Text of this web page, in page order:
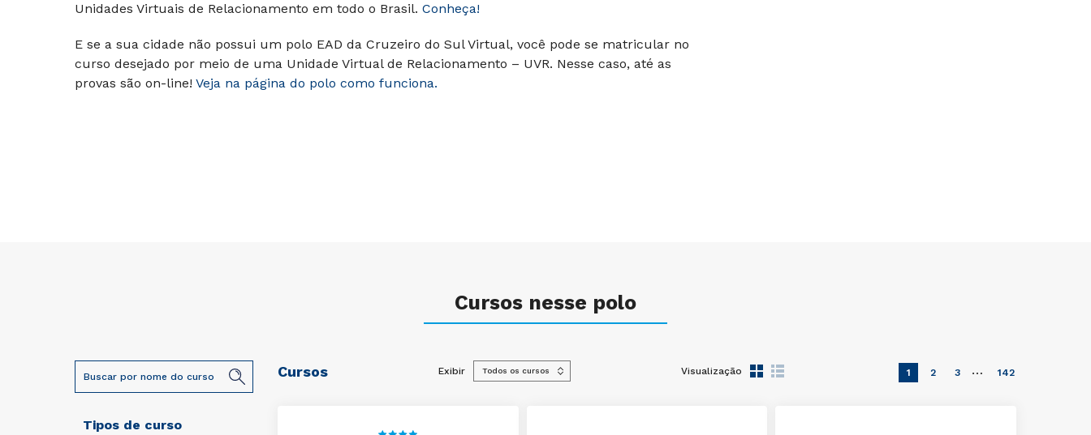
Unidades Virtuais de Relacionamento em todo o Brasil. Conheça!
E se a sua cidade não possui um polo EAD da Cruzeiro do Sul Virtual, você pode se matricular no
curso desejado por meio de uma Unidade Virtual de Relacionamento – UVR. Nesse caso, até as
provas são on-line! Veja na página do polo como funciona.
Cursos nesse polo
Tipos de curso
Cursos Exibir Visualização 1 2 3 … 142